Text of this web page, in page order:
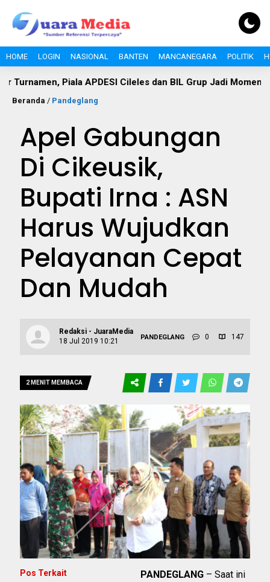
HOME LOGIN NASIONAL BANTEN MANCANEGARA POLITIK
Piala APDESI Cileles dan BIL Grup Jadi Momentum
Beranda / Pandeglang
Apel Gabungan
Di Cikeusik,
Bupati Irna : ASN
Harus Wujudkan
Pelayanan Cepat
Dan Mudah
Redaksi - JuaraMedia
18 Jul 2019 10:21
PANDEGLANG 0 147
2 MENIT MEMBACA
PANDEGLANG – Saat ini
Pos Terkait